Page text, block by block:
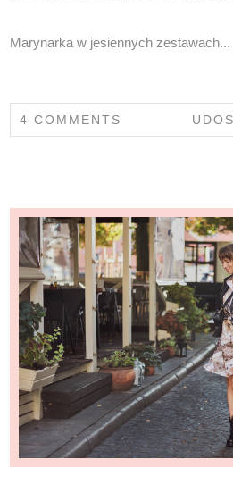
Marynarka w jesiennych zestawach...
4 COMMENTS